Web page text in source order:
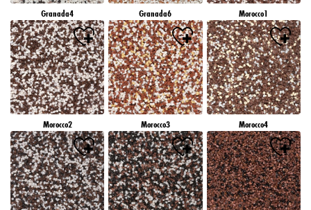
Granada4 Granada6 Morocco1
Morocco2 Morocco3 Morocco4